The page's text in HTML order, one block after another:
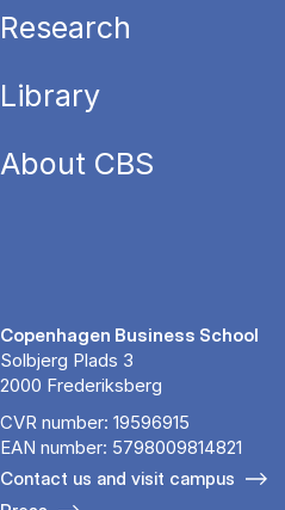
Research
Library
About CBS
Copenhagen Business School
Solbjerg Plads 3
2000 Frederiksberg
CVR number: 19596915
EAN number: 5798009814821
Contact us and visit campus